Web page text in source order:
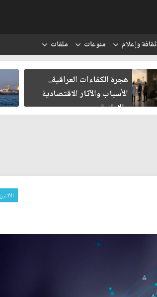
ثقافة وإعلام منوعات ملفات
هجرة الكفاءات العراقية..
الأسباب والآثار الاقتصادية
والإدارية
الأثنين 30 ايلول 2024